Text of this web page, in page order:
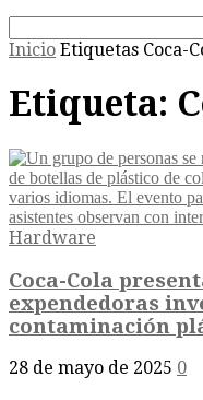
Inicio Etiquetas Coca-
Etiqueta:
Hardware
Coca-Cola
expendedoras
contaminación
28 de mayo de 2025 0